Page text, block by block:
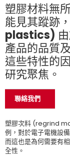
塑膠材料無
能見其蹤跡
plastics) 由
產品的品質
這些特性的
研究聚焦。
聯絡我們
塑膠次料 (regrind
例，對於電子電機設
而這也是為何需要有
全性。